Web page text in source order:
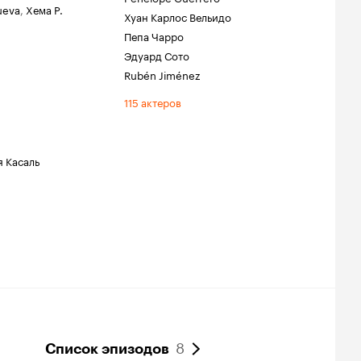
, Хема Р.
Касаль
Хуан Карлос Вельидо
Пепа Чарро
Эдуард Сото
Rubén Jiménez
115 актеров
Список эпизодов 8